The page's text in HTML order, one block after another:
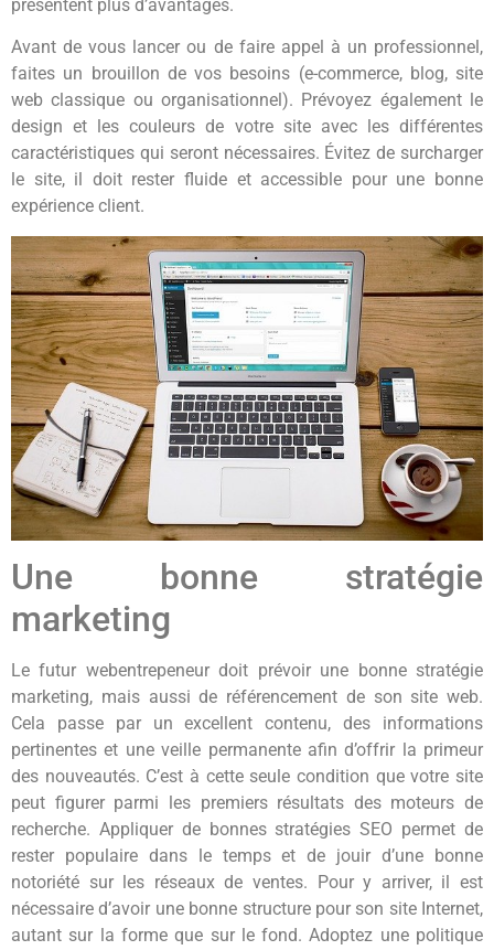
présentent plus d’avantages.
Avant de vous lancer ou de faire appel à un professionnel,
faites un brouillon de vos besoins (e-commerce, blog, site
web classique ou organisationnel). Prévoyez également le
design et les couleurs de votre site avec les différentes
caractéristiques qui seront nécessaires. Évitez de surcharger
le site, il doit rester fluide et accessible pour une bonne
expérience client.
Une bonne stratégie
marketing
Le futur webentrepeneur doit prévoir une bonne stratégie
marketing, mais aussi de référencement de son site web.
Cela passe par un excellent contenu, des informations
pertinentes et une veille permanente afin d’offrir la primeur
des nouveautés. C’est à cette seule condition que votre site
peut figurer parmi les premiers résultats des moteurs de
recherche. Appliquer de bonnes stratégies SEO permet de
rester populaire dans le temps et de jouir d’une bonne
notoriété sur les réseaux de ventes. Pour y arriver, il est
nécessaire d’avoir une bonne structure pour son site Internet,
autant sur la forme que sur le fond. Adoptez une politique